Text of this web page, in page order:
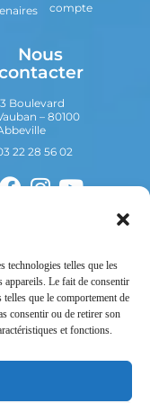
technologies telles que les
appareils. Le fait de consentir
telles que le comportement de
consentir ou de retirer son
et fonctions.
compte
Nous
Boulevard
– 80100
22 28 56 02